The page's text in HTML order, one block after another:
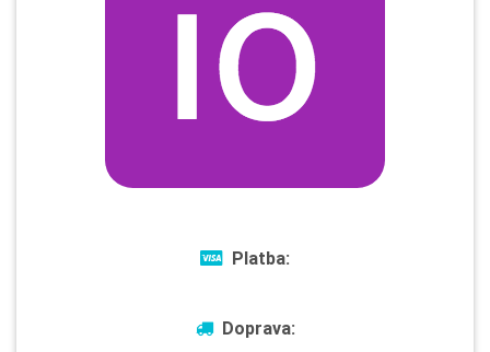
Platba:
Doprava: